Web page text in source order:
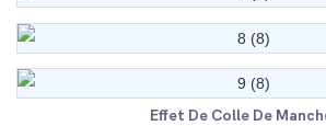
Effet De Colle De